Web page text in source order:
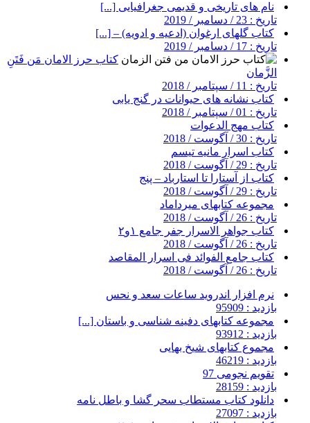
نام های تاریخی و قدیمی جغرافیایی [...]
تاریخ : 23 / دسامبر / 2019
کتاب گلهای ارغوان (ادعیه و ادویه) – [...]
تاریخ : 17 / دسامبر / 2019
کتاب حرز الامان مَن فَتَنِ
الزَّمان
تاریخ : 11 / سپتامبر / 2018
کتاب نشانه های حیوانات در گنج یابی
تاریخ : 01 / سپتامبر / 2018
کتاب مهج الدعوات
تاریخ : 30 / آگوست / 2018
کتاب اسرار مانیه تیسم
تاریخ : 29 / آگوست / 2018
کتاب از آستارا تا استارباد – پنج
تاریخ : 29 / آگوست / 2018
مجموعه کتابهای میرداماد
تاریخ : 26 / آگوست / 2018
کتاب جواهر الاسرار جفر جامع ۱و۲
تاریخ : 26 / آگوست / 2018
کتاب جامع الفوائد فی اسرار المقاصد
تاریخ : 26 / آگوست / 2018
نرم افزار اندروید ساعات سعد و نحس
بازدید : 95909
مجموعه کتابهای دفینه شناسی و باستان [...]
بازدید : 93912
مجموع کتابهای شیخ بهایی
بازدید : 46219
تقویم نجومی 97
بازدید : 28159
دانلود کتاب مستطاب سحر گشا و باطل نامه
بازدید : 27097